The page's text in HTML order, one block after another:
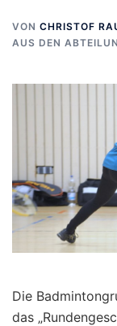
VON CHRISTOF
AUS DEN
Die
das